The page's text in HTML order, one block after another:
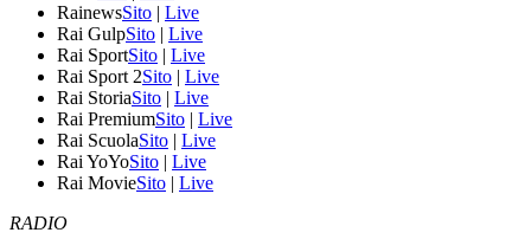
RainewsSito | Live
Rai GulpSito | Live
Rai SportSito | Live
Rai Sport 2Sito | Live
Rai StoriaSito | Live
Rai PremiumSito | Live
Rai ScuolaSito | Live
Rai YoYoSito | Live
Rai MovieSito | Live
RADIO